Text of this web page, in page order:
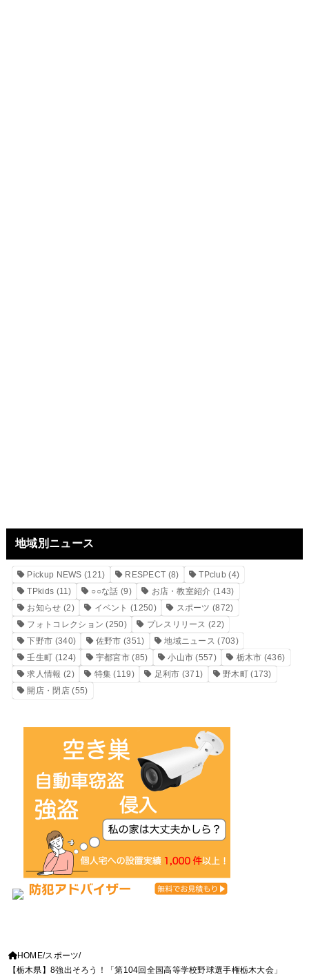
地域別ニュース
Pickup NEWS (121) RESPECT (8) TPclub (4)
TPkids (11) ○○な話 (9) お店・教室紹介 (143)
お知らせ (2) イベント (1250) スポーツ (872)
フォトコレクション (250) プレスリリース (22)
下野市 (340) 佐野市 (351) 地域ニュース (703)
壬生町 (124) 宇都宮市 (85) 小山市 (557) 栃木市 (436)
求人情報 (2) 特集 (119) 足利市 (371) 野木町(173)
開店・閉店(55)
HOME スポーツ
【栃木県】8強出そろう！「第104回全国高等学校野球選手権栃木大会」